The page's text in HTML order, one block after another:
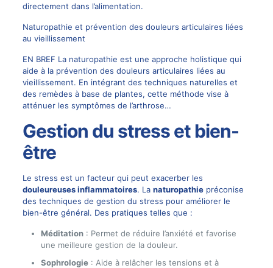
directement dans l’alimentation.
Naturopathie et prévention des douleurs articulaires liées
au vieillissement
EN BREF La naturopathie est une approche holistique qui
aide à la prévention des douleurs articulaires liées au
vieillissement. En intégrant des techniques naturelles et
des remèdes à base de plantes, cette méthode vise à
atténuer les symptômes de l’arthrose…
Gestion du stress et bien-
être
Le stress est un facteur qui peut exacerber les
douleureuses inflammatoires. La naturopathiepréconise
des techniques de gestion du stress pour améliorer le
bien-être général. Des pratiques telles que :
Méditation: Permet de réduire l’anxiété et favorise
une meilleure gestion de la douleur.
Sophrologie: Aide à relâcher les tensions et à